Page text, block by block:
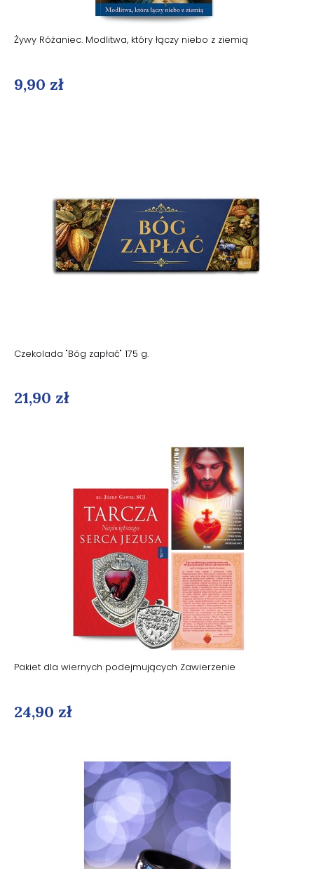
Żywy Różaniec. Modlitwa, który łączy niebo z ziemią
9,90 zł
Czekolada "Bóg zapłać" 175 g.
21,90 zł
Pakiet dla wiernych podejmujących Zawierzenie
24,90 zł